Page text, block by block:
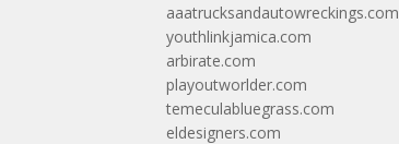
aaatrucksandautowreckings.com
youthlinkjamica.com
arbirate.com
playoutworlder.com
temeculabluegrass.com
eldesigners.com